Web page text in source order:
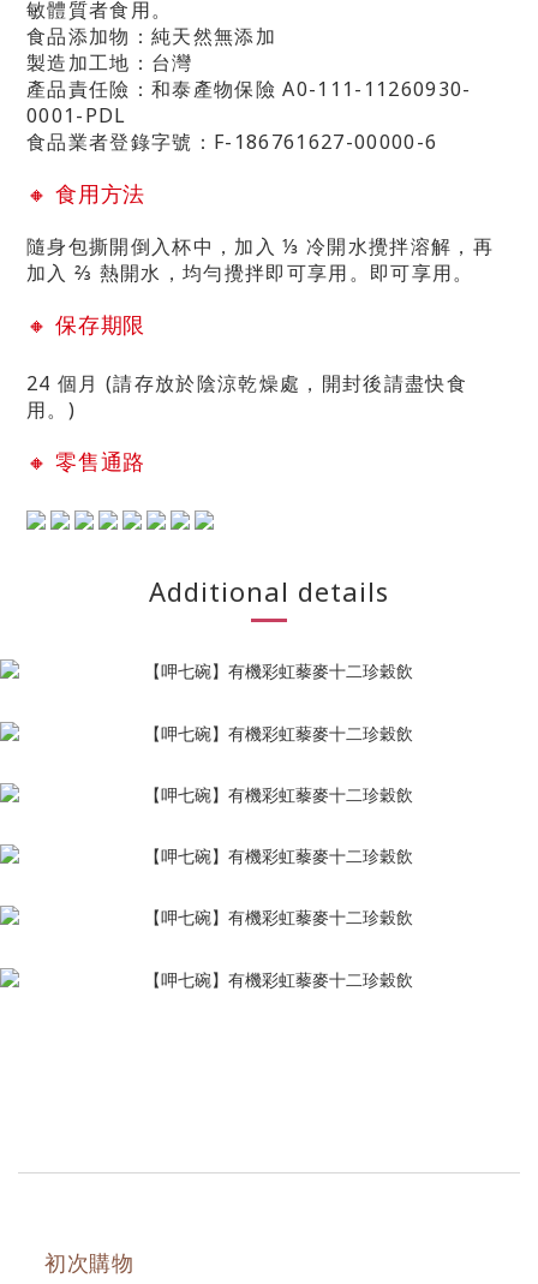
敏體質者食用。
食品添加物：純天然無添加
製造加工地：台灣
產品責任險： 和泰產物保險A0-111-11260930-
0001-PDL
食品業者登錄字號： F-186761627-00000-6
🔸食用方法
隨身包撕開倒入杯中，加入 ⅓ 冷開水攪拌溶解，再
加入 ⅔ 熱開水，均勻攪拌即可享用。即可享用。
🔸保存期限
24 個月 (請存放於陰涼乾燥處，開封後請盡快食
用。)
🔸零售通路
Additional details
初次購物